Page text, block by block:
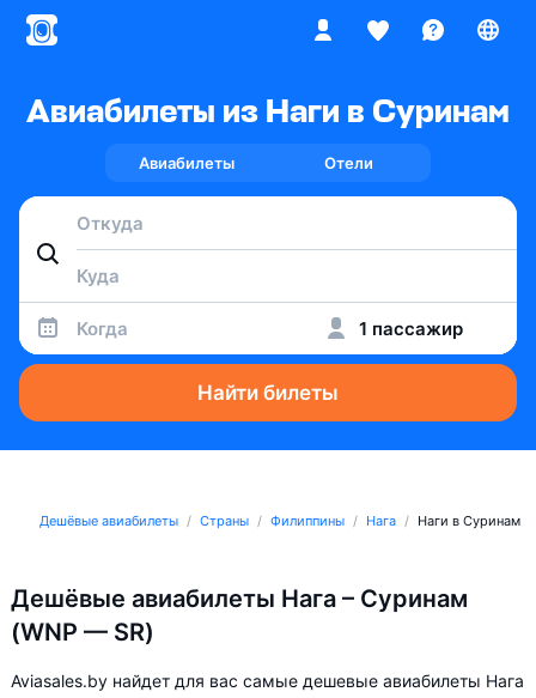
Авиабилеты из Наги в Суринам
Авиабилеты Отели
Когда 1 пассажир
Найти билеты
Дешёвые авиабилеты Страны Филиппины Нага Наги в Суринам
Дешёвые авиабилеты Нага – Суринам
(WNP — SR)
Aviasales.by найдет для вас самые дешевые авиабилеты Нага